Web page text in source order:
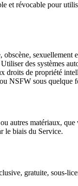
révocable pour
des systèmes
de propriété
NSFW sous quelque
autres matériaux,
le biais du Service.
gratuite, sous-